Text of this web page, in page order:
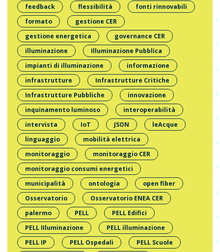
feedback
flessibilità
fonti rinnovabili
formato
gestione CER
gestione energetica
governance CER
illuminazione
Illuminazione Pubblica
impianti di illuminazione
informazione
infrastrutture
Infrastrutture Critiche
Infrastrutture Pubbliche
innovazione
inquinamento luminoso
interoperabilità
intervista
IoT JSON
leAcque
linguaggio
mobilità elettrica
monitoraggio
monitoraggio CER
monitoraggio consumi energetici
municipalità
ontologia
open fiber
Osservatorio
Osservatorio ENEA CER
palermo
PELL
PELL Edifici
PELL IIluminazione
PELL illuminazione
PELL IP
PELL Ospedali
PELL Scuole